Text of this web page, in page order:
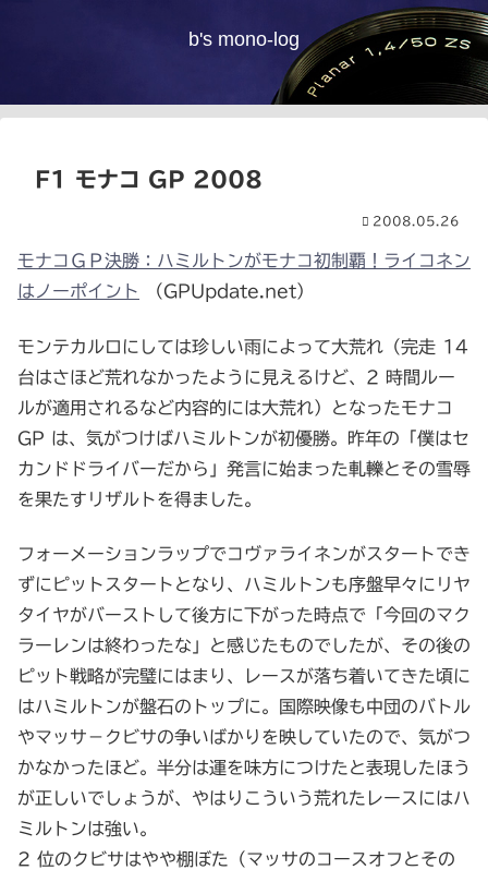
b's mono-log
F1 モナコ GP 2008
2008.05.26
モナコＧＰ決勝：ハミルトンがモナコ初制覇！ライコネン
はノーポイント
（GPUpdate.net）
モンテカルロにしては珍しい雨によって大荒れ（完走 14
台はさほど荒れなかったように見えるけど、2 時間ルー
ルが適用されるなど内容的には大荒れ）となったモナコ
GP は、気がつけばハミルトンが初優勝。昨年の「僕はセ
カンドドライバーだから」発言に始まった軋轢とその雪辱
を果たすリザルトを得ました。
フォーメーションラップでコヴァライネンがスタートでき
ずにピットスタートとなり、ハミルトンも序盤早々にリヤ
タイヤがバーストして後方に下がった時点で「今回のマク
ラーレンは終わったな」と感じたものでしたが、その後の
ピット戦略が完璧にはまり、レースが落ち着いてきた頃に
はハミルトンが盤石のトップに。国際映像も中団のバトル
やマッサ－クビサの争いばかりを映していたので、気がつ
かなかったほど。半分は運を味方につけたと表現したほう
が正しいでしょうが、やはりこういう荒れたレースにはハ
ミルトンは強い。
2 位のクビサはやや棚ぼた（マッサのコースオフとその